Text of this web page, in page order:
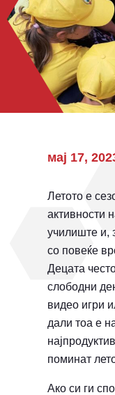
мај 17,
Летото е
активности
училиште и,
со повеќе
Децата
слободни
видео игри
дали тоа е
поминат
Ако си ги